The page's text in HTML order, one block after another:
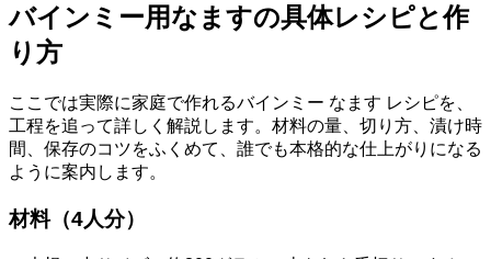
バインミー用なますの具体レシピと作
り方
ここでは実際に家庭で作れるバインミー なます レシピを、
工程を追って詳しく解説します。材料の量、切り方、漬け時
間、保存のコツをふくめて、誰でも本格的な仕上がりになる
ように案内します。
材料（4人分）